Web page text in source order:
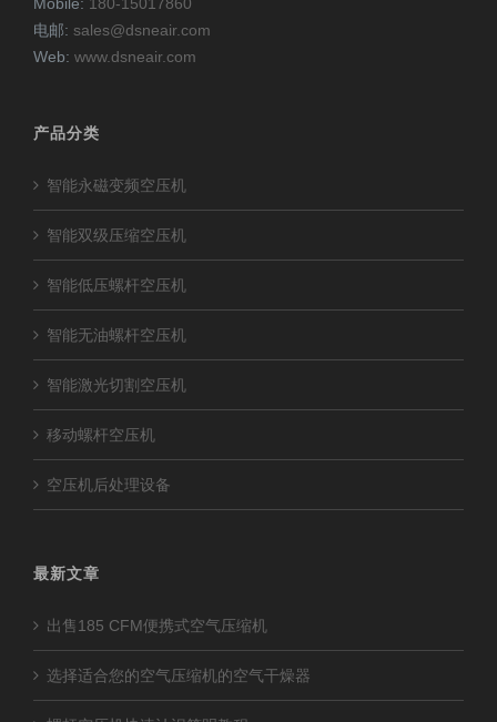
电邮: sales@dsneair.com
Web: www.dsneair.com
产品分类
智能永磁变频空压机
智能双级压缩空压机
智能低压螺杆空压机
智能无油螺杆空压机
智能激光切割空压机
移动螺杆空压机
空压机后处理设备
最新文章
出售185 CFM便携式空气压缩机
选择适合您的空气压缩机的空气干燥器